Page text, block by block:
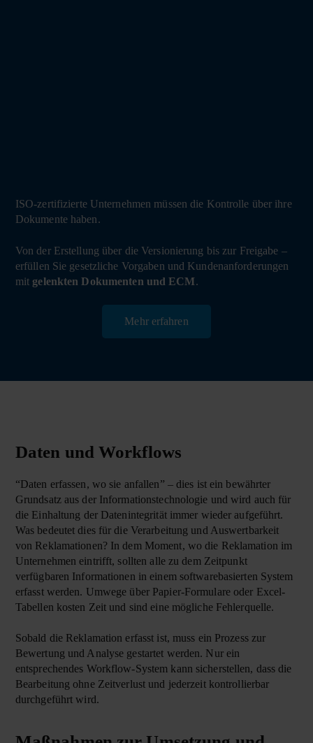
ISO-zertifizierte Unternehmen müssen die Kontrolle über ihre
Dokumente haben.
Von der Erstellung über die Versionierung bis zur Freigabe –
erfüllen Sie gesetzliche Vorgaben und Kundenanforderungen
mit gelenkten Dokumenten und ECM.
Mehr erfahren
Daten und Workflows
“Daten erfassen, wo sie anfallen” – dies ist ein bewährter
Grundsatz aus der Informationstechnologie und wird auch für
die Einhaltung der Datenintegrität immer wieder aufgeführt.
Was bedeutet dies für die Verarbeitung und Auswertbarkeit
von Reklamationen? In dem Moment, wo die Reklamation im
Unternehmen eintrifft, sollten alle zu dem Zeitpunkt
verfügbaren Informationen in einem softwarebasierten System
erfasst werden. Umwege über Papier-Formulare oder Excel-
Tabellen kosten Zeit und sind eine mögliche Fehlerquelle.
Sobald die Reklamation erfasst ist, muss ein Prozess zur
Bewertung und Analyse gestartet werden. Nur ein
entsprechendes Workflow-System kann sicherstellen, dass die
Bearbeitung ohne Zeitverlust und jederzeit kontrollierbar
durchgeführt wird.